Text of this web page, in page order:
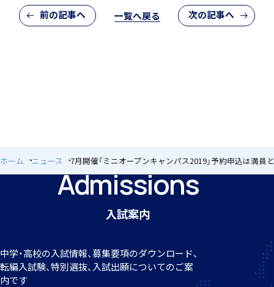
前の記事へ 一覧へ戻る 次の記事へ
ホーム ニュース 7月開催「ミニオープンキャンパス2019」予約申込は満員
Admissions
入試案内
中学・高校の入試情報、募集要項のダウンロード、
転編入試験、特別選抜、入試出願についてのご案
内です
特色
アカデミアクラス（AC）
国際バカロレア（IB）クラス